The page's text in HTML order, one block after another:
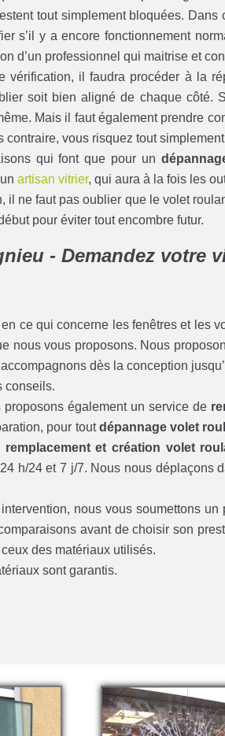
tout simplement bloquées.
s’il y a encore fonctionnement
d’un professionnel qui maitrise et
vérification, il faudra procéder à la
soit bien aligné de chaque côté.
Mais il faut également prendre
vous risquez tout
qui font que pour un
artisan vitrier, qui aura à la fois les
il ne faut pas oublier que le volet
pour éviter tout encombre futur.
- Demandez votre
ce qui concerne les fenêtres et les
nous vous proposons. Nous
dès la conception
conseils.
également un service de
pour toutdépannage volet
remplacement et création volet
h/24 et 7 j/7. Nous nous déplaçons
nous vous soumettons
avant de choisir son
des matériaux utilisés.
sont garantis.